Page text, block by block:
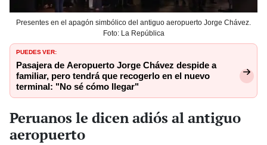
Presentes en el apagón simbólico del antiguo aeropuerto Jorge Chávez.
Foto: La República
PUEDES VER:
Pasajera de Aeropuerto Jorge Chávez despide a
familiar, pero tendrá que recogerlo en el nuevo
terminal: "No sé cómo llegar"
Peruanos le dicen adiós al antiguo
aeropuerto